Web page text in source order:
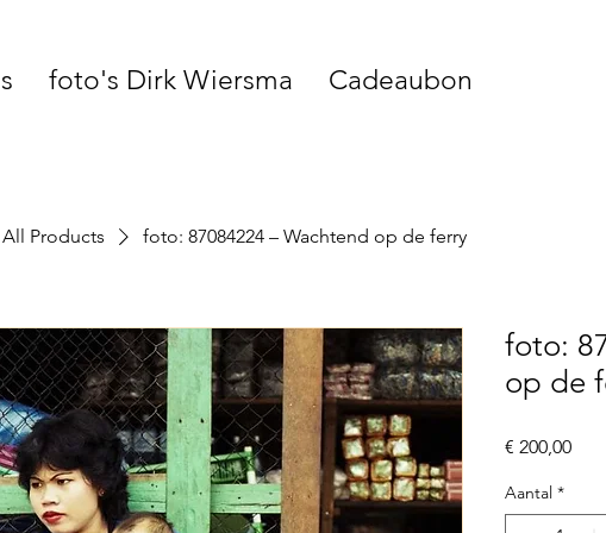
foto's Dirk Wiersma Cadeaubon
All Products foto: 87084224 – Wachtend op de ferry
foto:
op de
€ 200,00Prijs
Aantal *